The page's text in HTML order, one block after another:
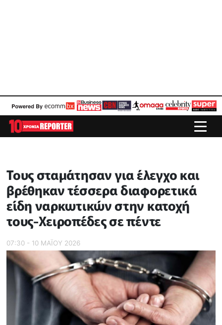
Τους σταμάτησαν για έλεγχο και
βρέθηκαν τέσσερα διαφορετικά
είδη ναρκωτικών στην κατοχή
τους-Χειροπέδες σε πέντε
07:30 - 10 ΜΑΪ́ΟΥ 2026